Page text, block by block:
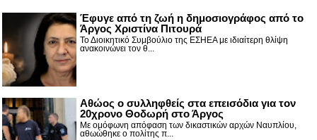
Έφυγε από τη ζωή η δημοσιογράφος από το
Άργος Χριστίνα Πιτουρά
Το Διοικητικό Συμβούλιο της ΕΣΗΕΑ με ιδιαίτερη θλίψη
ανακοινώνει τον θ...
Αθώος ο συλληφθείς στα επεισόδια για τον
20χρονο Θοδωρή στο Άργος
Με ομόφωνη απόφαση των δικαστικών αρχών Ναυπλίου,
αθωώθηκε ο πολίτης π...